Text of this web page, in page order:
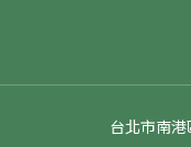
台北市南